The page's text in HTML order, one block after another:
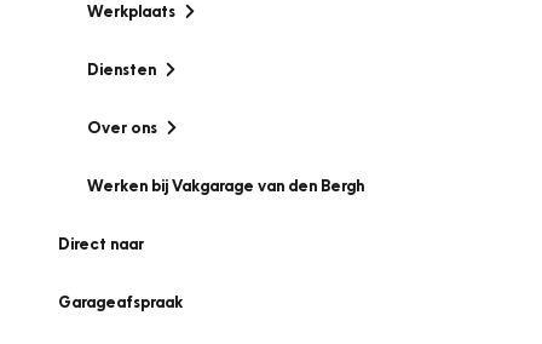
Werkplaats
Diensten
Over ons
Werken bij Vakgarage van den Bergh
Direct naar
Garageafspraak